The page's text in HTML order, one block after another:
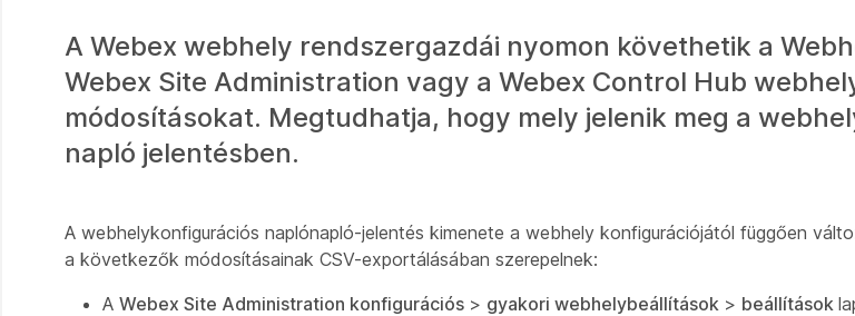
A Webex webhely rendszergazdái nyomon követhetik a
Webex Site Administration vagy a Webex Control Hub
módosításokat. Megtudhatja, hogy mely jelenik meg a
napló jelentésben.
A webhelykonfigurációs naplónapló-jelentés kimenete a webhely konfigurációjától függően
a következők módosításainak CSV-exportálásában szerepelnek:
A Webex Site Administration konfigurációs > gyakori webhelybeállítások > beállítások